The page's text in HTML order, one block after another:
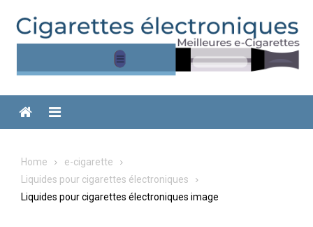
content
Menu
Home
e-cigarette
Liquides pour cigarettes électroniques
Liquides pour cigarettes électroniques image